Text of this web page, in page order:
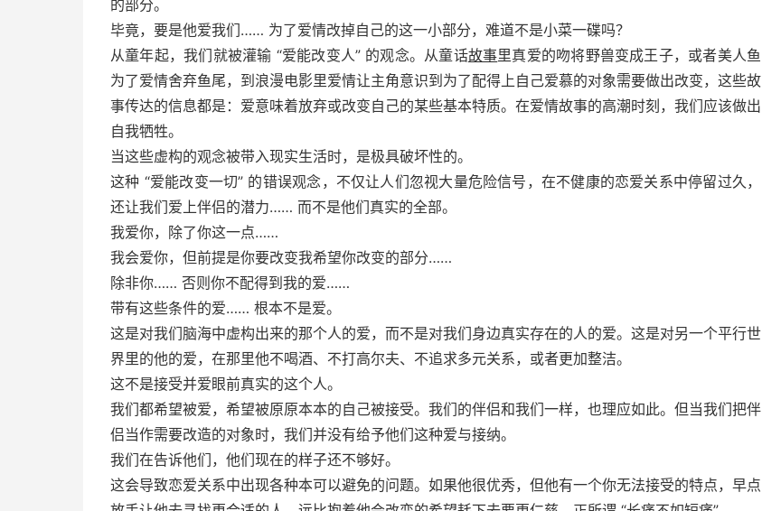
的部分。
毕竟，要是他爱我们…… 为了爱情改掉自己的这一小部分，难道不是小菜一碟吗？
从童年起，我们就被灌输 “爱能改变人” 的观念。从童话故事里真爱的吻将野兽变成王子，或者美人鱼
为了爱情舍弃鱼尾，到浪漫电影里爱情让主角意识到为了配得上自己爱慕的对象需要做出改变，这些故
事传达的信息都是：爱意味着放弃或改变自己的某些基本特质。在爱情故事的高潮时刻，我们应该做出
自我牺牲。
当这些虚构的观念被带入现实生活时，是极具破坏性的。
这种 “爱能改变一切” 的错误观念，不仅让人们忽视大量危险信号，在不健康的恋爱关系中停留过久，
还让我们爱上伴侣的潜力…… 而不是他们真实的全部。
我爱你，除了你这一点……
我会爱你，但前提是你要改变我希望你改变的部分……
除非你…… 否则你不配得到我的爱……
带有这些条件的爱…… 根本不是爱。
这是对我们脑海中虚构出来的那个人的爱，而不是对我们身边真实存在的人的爱。这是对另一个平行世
界里的他的爱，在那里他不喝酒、不打高尔夫、不追求多元关系，或者更加整洁。
这不是接受并爱眼前真实的这个人。
我们都希望被爱，希望被原原本本的自己被接受。我们的伴侣和我们一样，也理应如此。但当我们把伴
侣当作需要改造的对象时，我们并没有给予他们这种爱与接纳。
我们在告诉他们，他们现在的样子还不够好。
这会导致恋爱关系中出现各种本可以避免的问题。如果他很优秀，但他有一个你无法接受的特点，早点